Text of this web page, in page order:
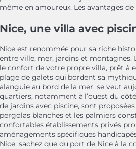
même en amoureux. Les avantages
Nice, une villa avec
Nice est renommée pour sa riche
entre ville, mer, jardins et montagnes.
le confort de votre propre villa, prêt à
plage de galets qui bordent sa
alanguie au bord de la mer, se veut
quartiers, notamment à l’ouest du
de jardins avec piscine, sont
pergolas blanches et les palmiers
confortables établissements privés
aménagements spécifiques
Nice, sachez que du port de Nice à la